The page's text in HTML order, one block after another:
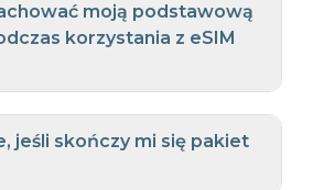
moją podstawową
korzystania z eSIM
jeśli skończy mi się pakiet